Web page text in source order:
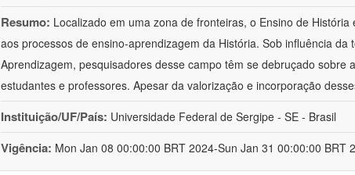
Resumo: Localizado em uma zona de fronteiras, o Ensino de
aos processos de ensino-aprendizagem da História. Sob influência
Aprendizagem, pesquisadores desse campo têm se debruçado sobre
estudantes e professores. Apesar da valorização e incorporação
Instituição/UF/País: Universidade Federal de Sergipe - SE - Brasil
Vigência: Mon Jan 08 00:00:00 BRT 2024-Sun Jan 31 00:00:00 BRT